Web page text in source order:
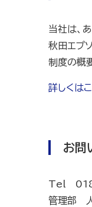
当社は、
秋田エプ
制度の概
詳しくは
お問
Tel
管理部